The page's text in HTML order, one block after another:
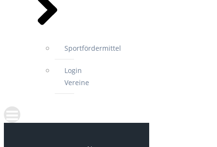
Sportfördermittel
Login
Vereine